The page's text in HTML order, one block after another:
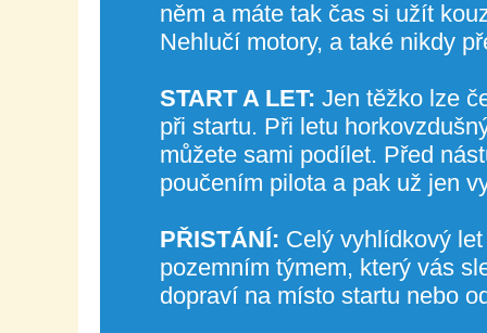
něm a máte tak čas si užít
Nehlučí motory, a také nikdy
START A LET: Jen těžko lze
při startu. Při letu
můžete sami podílet. Před
poučením pilota a pak už jen
PŘISTÁNÍ: Celý vyhlídkový
pozemním týmem, který vás
dopraví na místo startu nebo